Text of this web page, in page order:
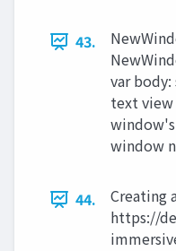
43.
var body:
text
window
44.
Creating
https://